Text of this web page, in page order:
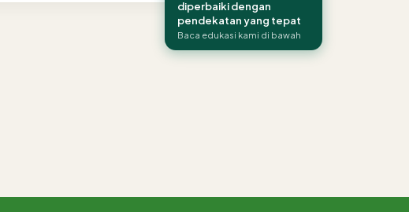
diperbaiki dengan
pendekatan yang tepat
Baca edukasi kami di bawah